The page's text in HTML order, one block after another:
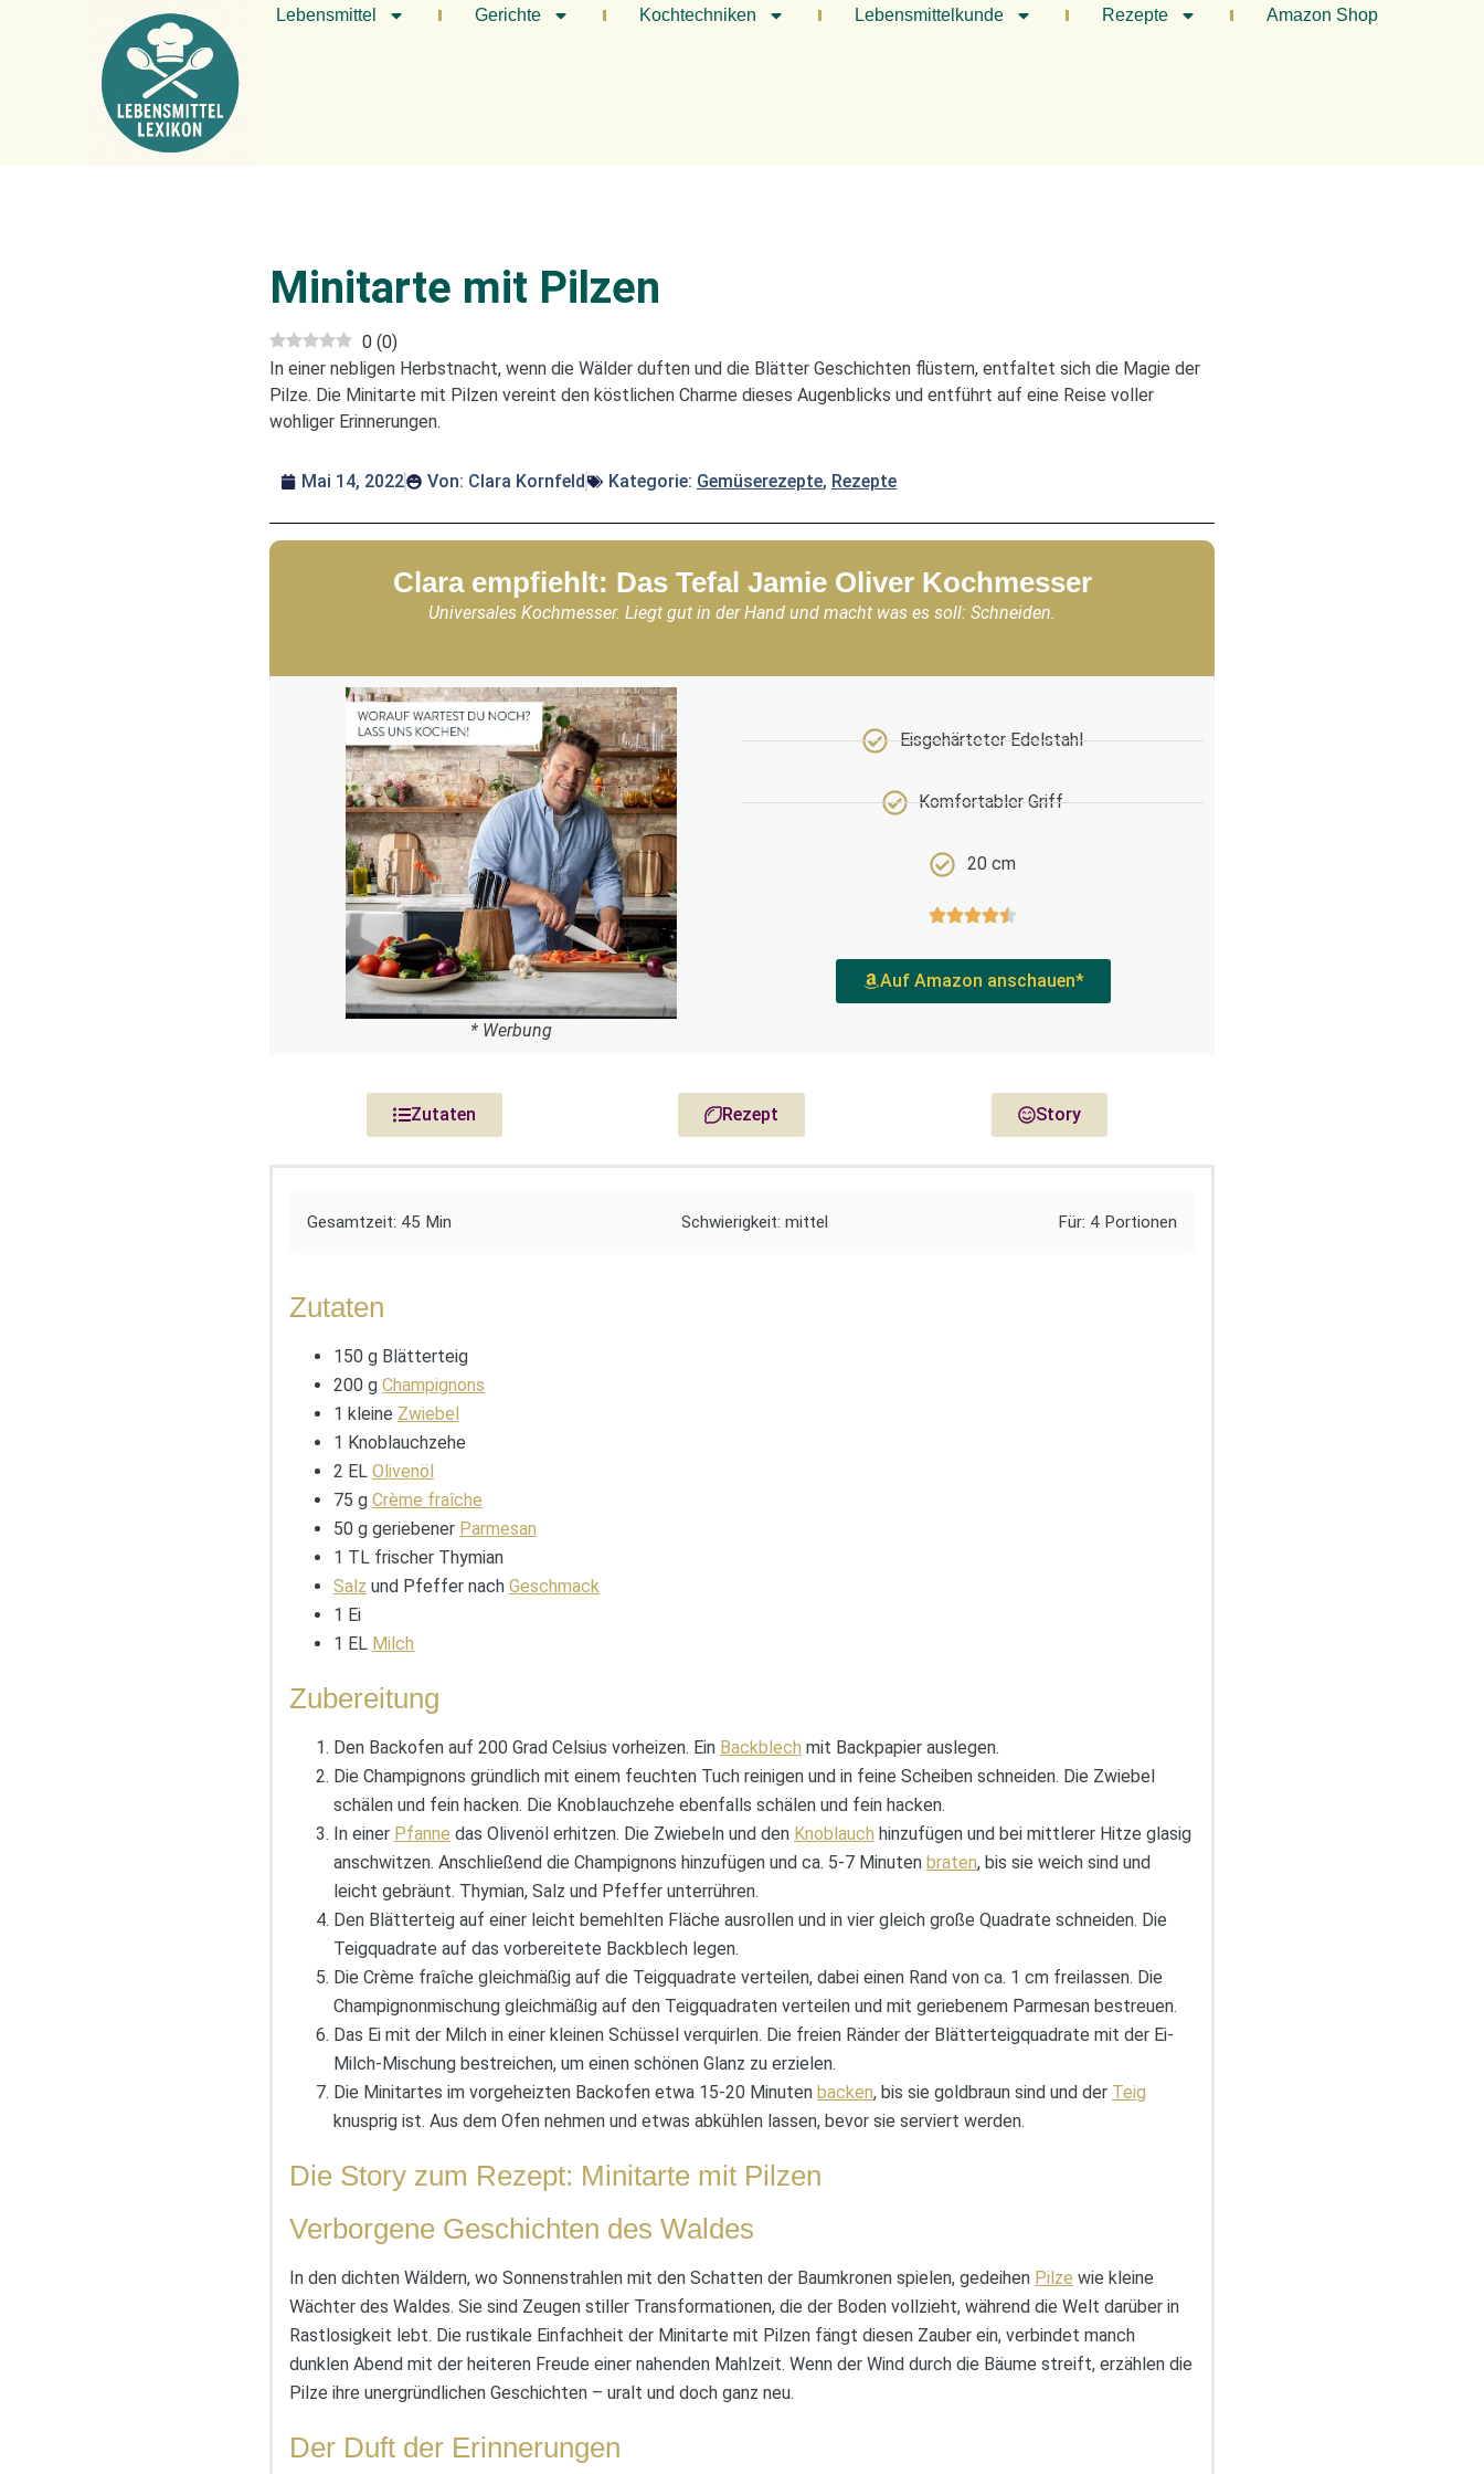
Lebensmittel Gerichte Kochtechniken Lebensmittelkunde Rezepte Amazon Shop
Minitarte mit Pilzen
0 (0)
In einer nebligen Herbstnacht, wenn die Wälder duften und die Blätter Geschichten flüstern, entfaltet sich die Magie der
Pilze. Die Minitarte mit Pilzen vereint den köstlichen Charme dieses Augenblicks und entführt auf eine Reise voller
wohliger Erinnerungen.
Mai 14, 2022 Von: Clara Kornfeld Kategorie: Gemüserezepte, Rezepte
Clara empfiehlt: Das Tefal Jamie Oliver Kochmesser
Universales Kochmesser. Liegt gut in der Hand und macht was es soll: Schneiden.
* Werbung
Eisgehärteter Edelstahl
Komfortabler Griff
20 cm
Auf Amazon anschauen*
Zutaten Rezept Story
Gesamtzeit: 45 Min Schwierigkeit: mittel Für: 4 Portionen
Zutaten
150 g Blätterteig
200 g Champignons
1 kleine Zwiebel
1 Knoblauchzehe
2 EL Olivenöl
75 g Crème fraîche
50 g geriebener Parmesan
1 TL frischer Thymian
Salz und Pfeffer nach Geschmack
1 Ei
1 EL Milch
Zubereitung
Den Backofen auf 200 Grad Celsius vorheizen. Ein Backblech mit Backpapier auslegen.
Die Champignons gründlich mit einem feuchten Tuch reinigen und in feine Scheiben schneiden. Die Zwiebel
schälen und fein hacken. Die Knoblauchzehe ebenfalls schälen und fein hacken.
In einer Pfanne das Olivenöl erhitzen. Die Zwiebeln und den Knoblauch hinzufügen und bei mittlerer Hitze glasig
anschwitzen. Anschließend die Champignons hinzufügen und ca. 5-7 Minuten braten, bis sie weich sind und
leicht gebräunt. Thymian, Salz und Pfeffer unterrühren.
Den Blätterteig auf einer leicht bemehlten Fläche ausrollen und in vier gleich große Quadrate schneiden. Die
Teigquadrate auf das vorbereitete Backblech legen.
Die Crème fraîche gleichmäßig auf die Teigquadrate verteilen, dabei einen Rand von ca. 1 cm freilassen. Die
Champignonmischung gleichmäßig auf den Teigquadraten verteilen und mit geriebenem Parmesan bestreuen.
Das Ei mit der Milch in einer kleinen Schüssel verquirlen. Die freien Ränder der Blätterteigquadrate mit der Ei-
Milch-Mischung bestreichen, um einen schönen Glanz zu erzielen.
Die Minitartes im vorgeheizten Backofen etwa 15-20 Minuten backen, bis sie goldbraun sind und der Teig
knusprig ist. Aus dem Ofen nehmen und etwas abkühlen lassen, bevor sie serviert werden.
Die Story zum Rezept: Minitarte mit Pilzen
Verborgene Geschichten des Waldes
In den dichten Wäldern, wo Sonnenstrahlen mit den Schatten der Baumkronen spielen, gedeihen Pilze wie kleine
Wächter des Waldes. Sie sind Zeugen stiller Transformationen, die der Boden vollzieht, während die Welt darüber in
Rastlosigkeit lebt. Die rustikale Einfachheit der Minitarte mit Pilzen fängt diesen Zauber ein, verbindet manch
dunklen Abend mit der heiteren Freude einer nahenden Mahlzeit. Wenn der Wind durch die Bäume streift, erzählen die
Pilze ihre unergründlichen Geschichten – uralt und doch ganz neu.
Der Duft der Erinnerungen